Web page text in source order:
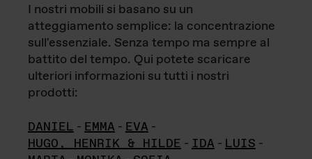
I nostri mobili si basano su un
atteggiamento semplice: la concentrazione
sull'essenziale. Senza tempo ma sempre al
battito del tempo. Qui potete scaricare
ulteriori informazioni su tutti i nostri
prodotti:
DANIEL - EMMA - EVA -
HUGO, HENRIK & HILDE - IDA - LUIS -